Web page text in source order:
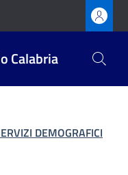
Calabria
DEMOGRAFICI